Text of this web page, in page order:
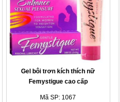
Gel bôi trơn kích thích nữ
Femystigue cao cấp
Mã SP: 1067